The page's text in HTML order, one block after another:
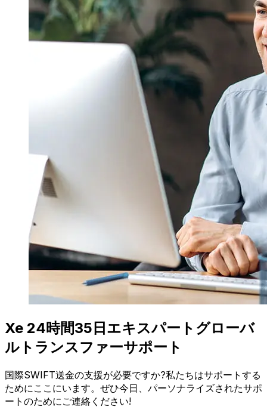
Xe 24時間35日エキスパートグローバ
ルトランスファーサポート
国際SWIFT送金の支援が必要ですか?私たちはサポートする
ためにここにいます。ぜひ今日、パーソナライズされたサポ
ートのためにご連絡ください!